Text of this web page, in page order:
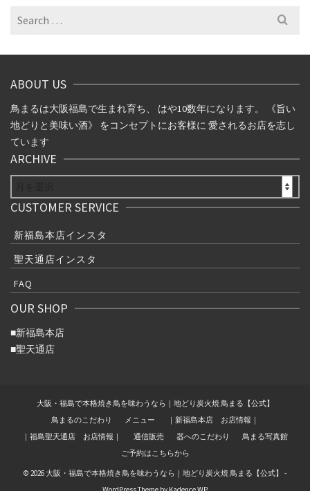
Search
ABOUT US
鳥まるは大阪福島で生まれ育ち、 はや10数年になります。 《旨い
地どりと美味い酒》 をコンセプトにお客様に 愛されるお店を志し
ています
ARCHIVE
CUSTOMER SERVICE
新福島本店インスタ
聖天通店インスタ
FAQ
OUR SHOP
■新福島本店
■聖天通店
大阪・福島で本格焼き鳥を味わうなら｜地どり炭火焼 鳥まる【公式】
鳥まるのこだわり
メニュー
｜新福島本店 お店情報｜
｜福島聖天通店 お店情報｜
通信販売 器へのこだわり
鳥まる写真館
ご予約はこちらから
© 2026 大阪・福島で本格焼き鳥を味わうなら｜地どり炭火焼 鳥まる【公式】 -